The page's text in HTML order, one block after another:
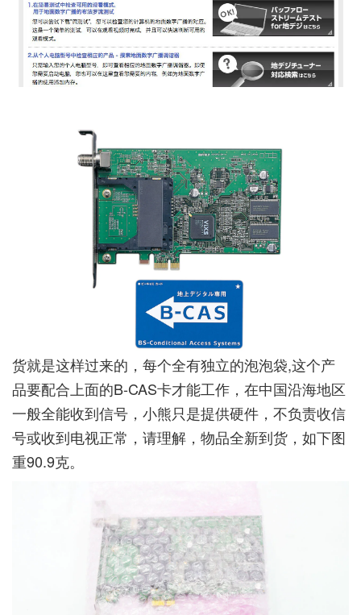
货就是这样过来的，每个全有独立的泡泡袋,这个产
品要配合上面的B-CAS卡才能工作，在中国沿海地区
一般全能收到信号，小熊只是提供硬件，不负责收信
号或收到电视正常，请理解，物品全新到货，如下图
重90.9克。